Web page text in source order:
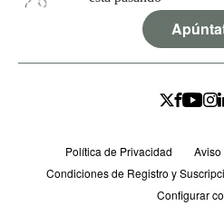
Política de Privacidad
Aviso
Condiciones de Registro y
Configurar